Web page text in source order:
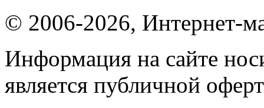
© 2006-2026, Интернет-
Информация на сайте
является публичной